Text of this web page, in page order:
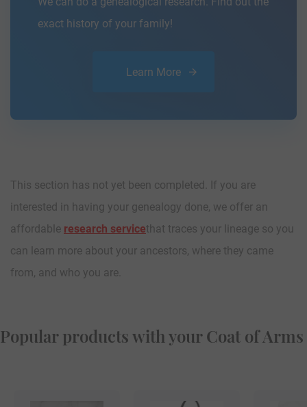
exact history of your family!
Learn More
This section has not yet been completed. If you are
interested in having your genealogy done, we offer an
affordable research servicethat traces your lineage so you
can learn more about your ancestors, where they came
from, and who you are.
Popular products with your Coat of Arms